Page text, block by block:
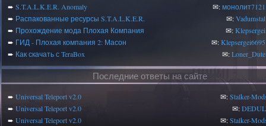
➨ S.T.A.L.K.E.R. Anomaly ✉:монолит7121
➨ Распакованные ресурсы S.T.A.L.K.E.R. ✉:Vadumstal
➨ Прохождение мода Плохая Компания ✉:Klepsergei
➨ ГИД - Плохая компания 2: Масон ✉:Klepsergei6695
➨ Как скачать с TeraBox ✉:Loner_Dute
Последние ответы на сайте
➨ Universal Teleport v2.0 ✉:Stalker-
➨ Universal Teleport v2.0 ✉:
➨ Universal Teleport v2.0 ✉:Stalker-